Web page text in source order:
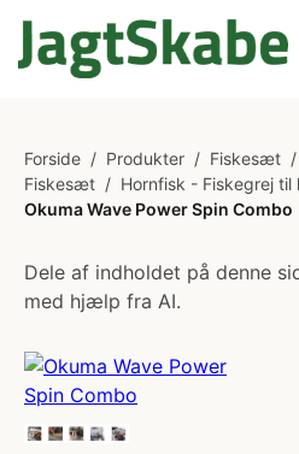
Forside / Produkter / Fiskesæt /
Fiskesæt / Hornfisk - Fiskegrej til
Okuma Wave Power Spin Combo
Dele af indholdet på denne
med hjælp fra AI.